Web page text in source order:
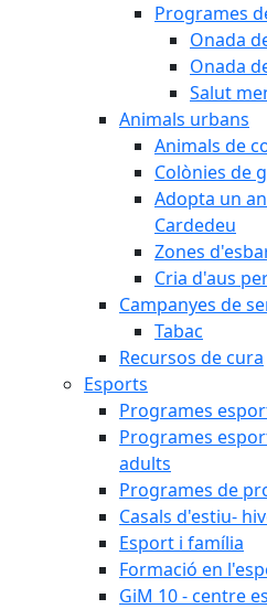
Programes
Onada
Onada
Salut
Animals urbans
Animals de
Colònies de
Adopta un
Cardedeu
Zones
Cria d'aus
Campanyes de
Tabac
Recursos de cura
Esports
Programes
Programes
adults
Programes de
Casals d'estiu-
Esport i família
Formació en
GiM 10 - centre